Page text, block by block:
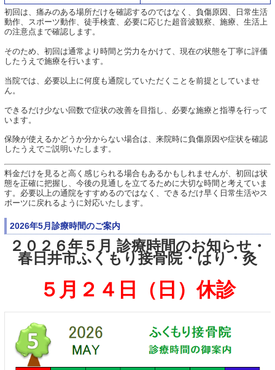
初回は、痛みのある場所だけを確認するのではなく、負傷原因、日常生活
動作、スポーツ動作、徒手検査、必要に応じた超音波観察、施療、生活上
の注意点まで確認します。
そのため、初回は通常より時間と労力をかけて、現在の状態を丁寧に評価
したうえで施療を行います。
当院では、必要以上に何度も通院していただくことを前提としていませ
ん。
できるだけ少ない回数で症状の改善を目指し、必要な施療と指導を行って
います。
保険が使えるかどうか分からない場合は、来院時に負傷原因や症状を確認
したうえでご説明いたします。
料金だけを見ると高く感じられる場合もあるかもしれませんが、初回は状
態を正確に把握し、今後の見通しを立てるために大切な時間と考えていま
す。必要以上の通院をすすめるのではなく、できるだけ早く日常生活やス
ポーツに戻れるように対応いたします。
2026年5月診療時間のご案内
２０２６年５月 診療時間のお知らせ・
春日井市ふくもり接骨院・はり・灸
５月２４日（日）休診